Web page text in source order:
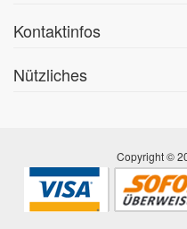
Kontaktinfos
Nützliches
Copyright ©